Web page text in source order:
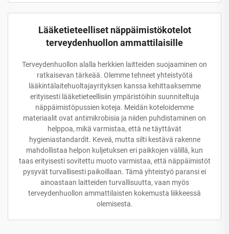
Lääketieteelliset näppäimistökotelot
terveydenhuollon ammattilaisille
Terveydenhuollon alalla herkkien laitteiden suojaaminen on
ratkaisevan tärkeää. Olemme tehneet yhteistyötä
lääkintälaitehuoltajayrityksen kanssa kehittaaksemme
erityisesti lääketieteellisiin ympäristöihin suunniteltuja
näppäimistöpussien koteja. Meidän koteloidemme
materiaalit ovat antimikrobisia ja niiden puhdistaminen on
helppoa, mikä varmistaa, että ne täyttävät
hygieniastandardit. Keveä, mutta silti kestävä rakenne
mahdollistaa helpon kuljetuksen eri paikkojen välillä, kun
taas erityisesti sovitettu muoto varmistaa, että näppäimistöt
pysyvät turvallisesti paikoillaan. Tämä yhteistyö paransi ei
ainoastaan laitteiden turvallisuutta, vaan myös
terveydenhuollon ammattilaisten kokemusta liikkeessä
olemisesta.